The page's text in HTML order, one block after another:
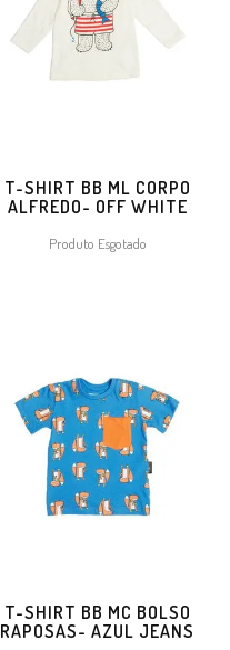
T-SHIRT BB ML CORPO
ALFREDO- OFF WHITE
Produto Esgotado
T-SHIRT BB MC BOLSO
RAPOSAS- AZUL JEANS